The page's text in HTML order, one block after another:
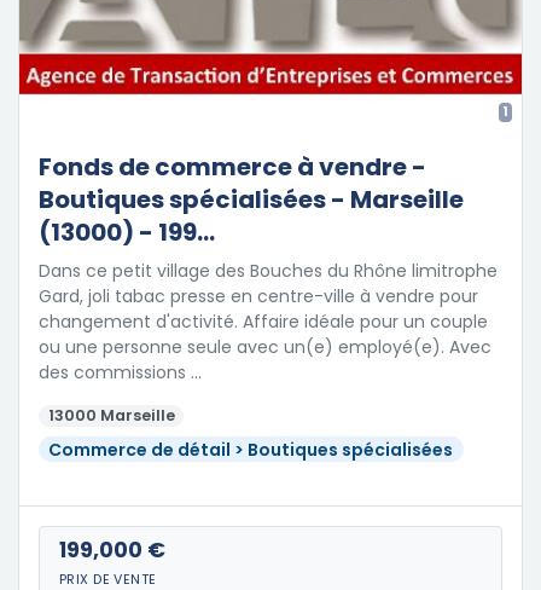
1
Fonds de commerce à vendre -
Boutiques spécialisées - Marseille
(13000) - 199...
Dans ce petit village des Bouches du Rhône limitrophe
Gard, joli tabac presse en centre-ville à vendre pour
changement d'activité. Affaire idéale pour un couple
ou une personne seule avec un(e) employé(e). Avec
des commissions …
13000 Marseille
Commerce de détail > Boutiques spécialisées
199,000 €
PRIX DE VENTE